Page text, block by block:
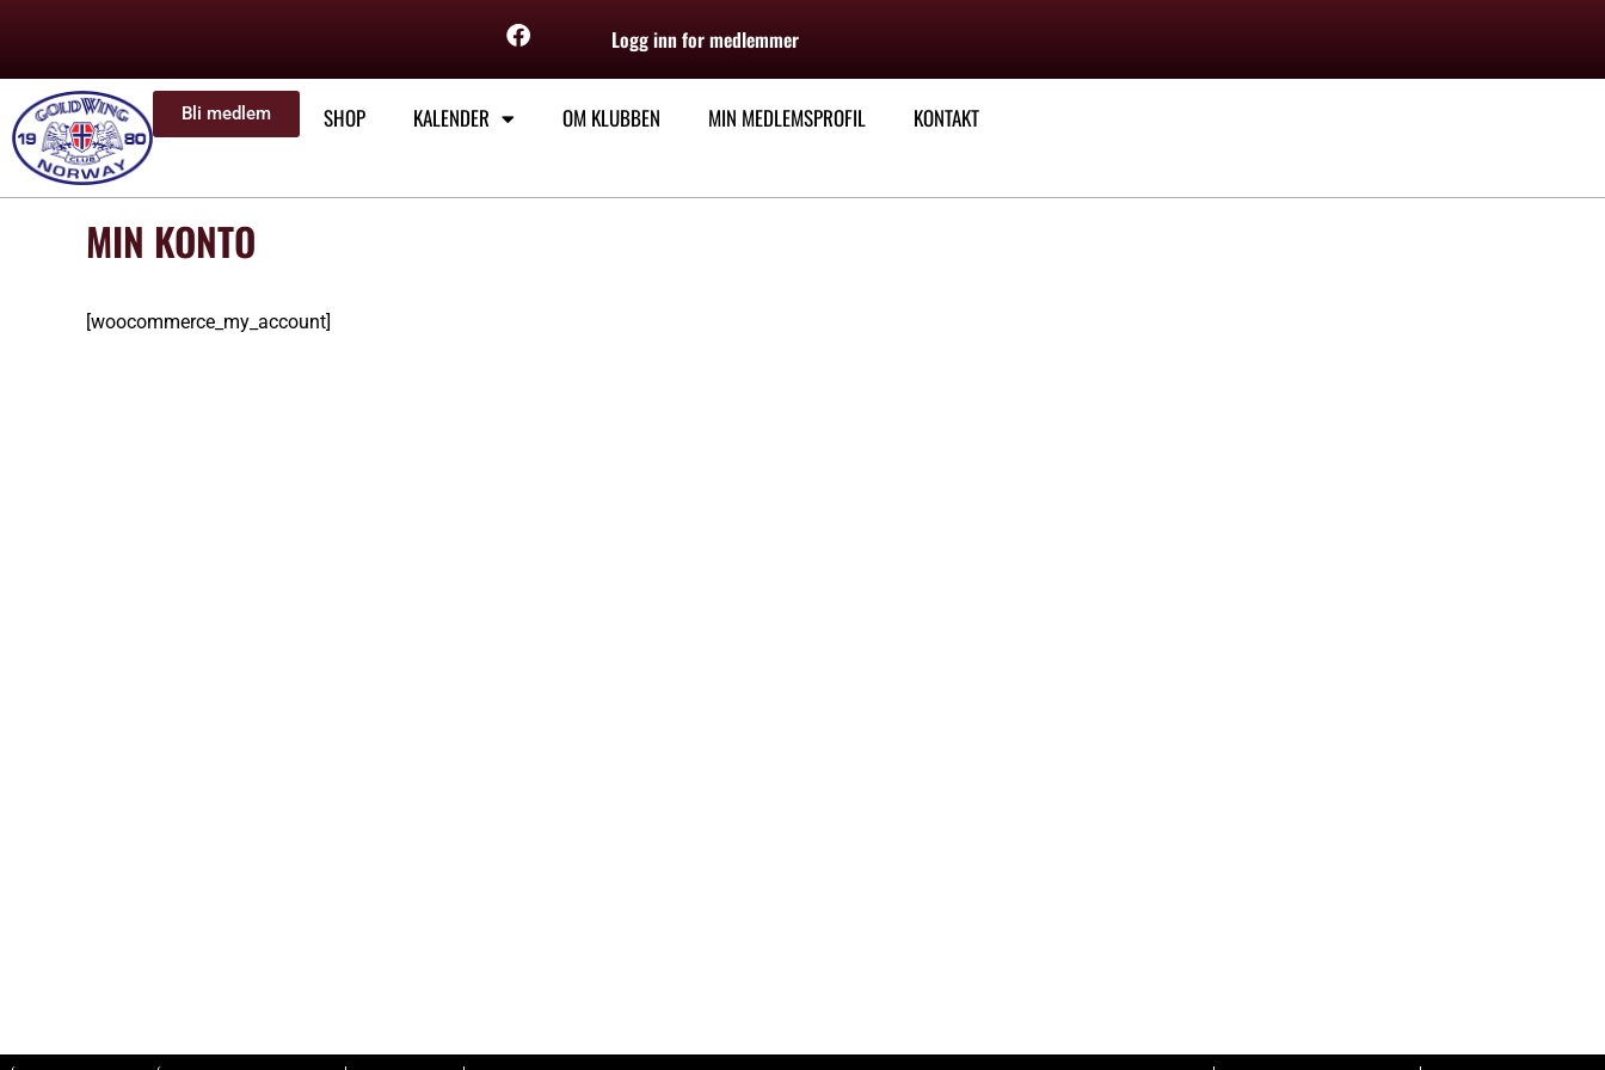
Logg inn for medlemmer
Bli medlem SHOP KALENDER OM KLUBBEN MIN MEDLEMSPROFIL KONTAKT
MIN KONTO
[woocommerce_my_account]